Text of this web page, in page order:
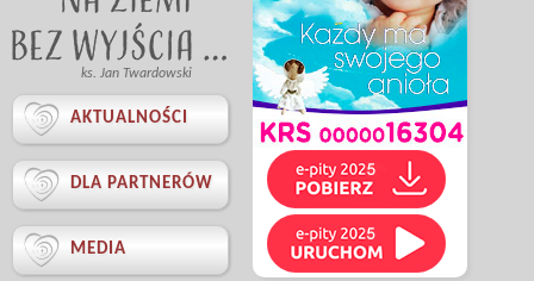
ks. Jan Twardowski
 AKTUALNOŚCI
 DLA PARTNERÓW
 MEDIA